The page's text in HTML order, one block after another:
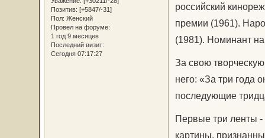
Позитив: [+5847/-31]
Пол: Женский
Провел на форуме:
1 год 9 месяцев
Последний визит:
Сегодня 07:17:27
российский
премии (1961).
(1981). Номинант
За свою
него: «За три года
последующие
Первые три ленты -
картины,